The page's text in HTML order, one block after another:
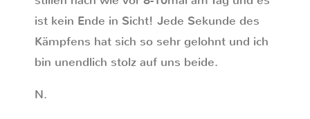
ist kein Ende in Sicht! Jede Sekunde des
Kämpfens hat sich so sehr gelohnt und ich
bin unendlich stolz auf uns beide.
N.